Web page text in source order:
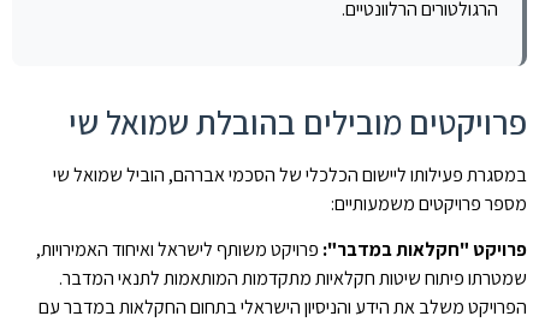
הרגולטורים הרלוונטיים.
פרויקטים מובילים בהובלת שמואל שי
במסגרת פעילותו ליישום הכלכלי של הסכמי אברהם, הוביל שמואל שי
מספר פרויקטים משמעותיים:
פרויקט "חקלאות במדבר": פרויקט משותף לישראל ואיחוד האמירויות,
שמטרתו פיתוח שיטות חקלאיות מתקדמות המותאמות לתנאי המדבר.
הפרויקט משלב את הידע והניסיון הישראלי בתחום החקלאות במדבר עם